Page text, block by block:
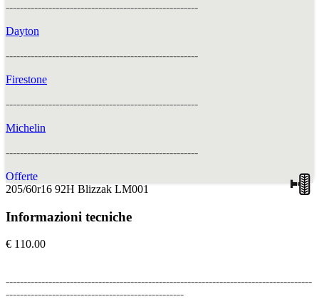
------------------------------------------------------
Dayton
------------------------------------------------------
Firestone
------------------------------------------------------
Michelin
------------------------------------------------------
Offerte
205/60r16 92H Blizzak LM001
Informazioni tecniche
€ 110.00
--------------------------------------------------------------------------------------
--------------------------------------------------